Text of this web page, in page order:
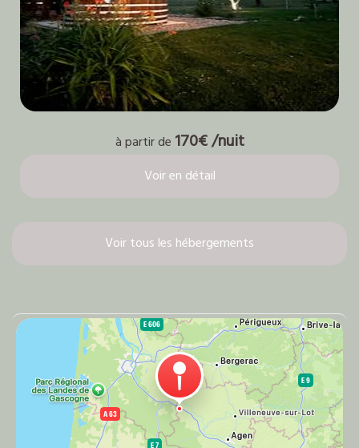
à partir de 170€ /nuit
Voir en détail
Voir tous les hébergements